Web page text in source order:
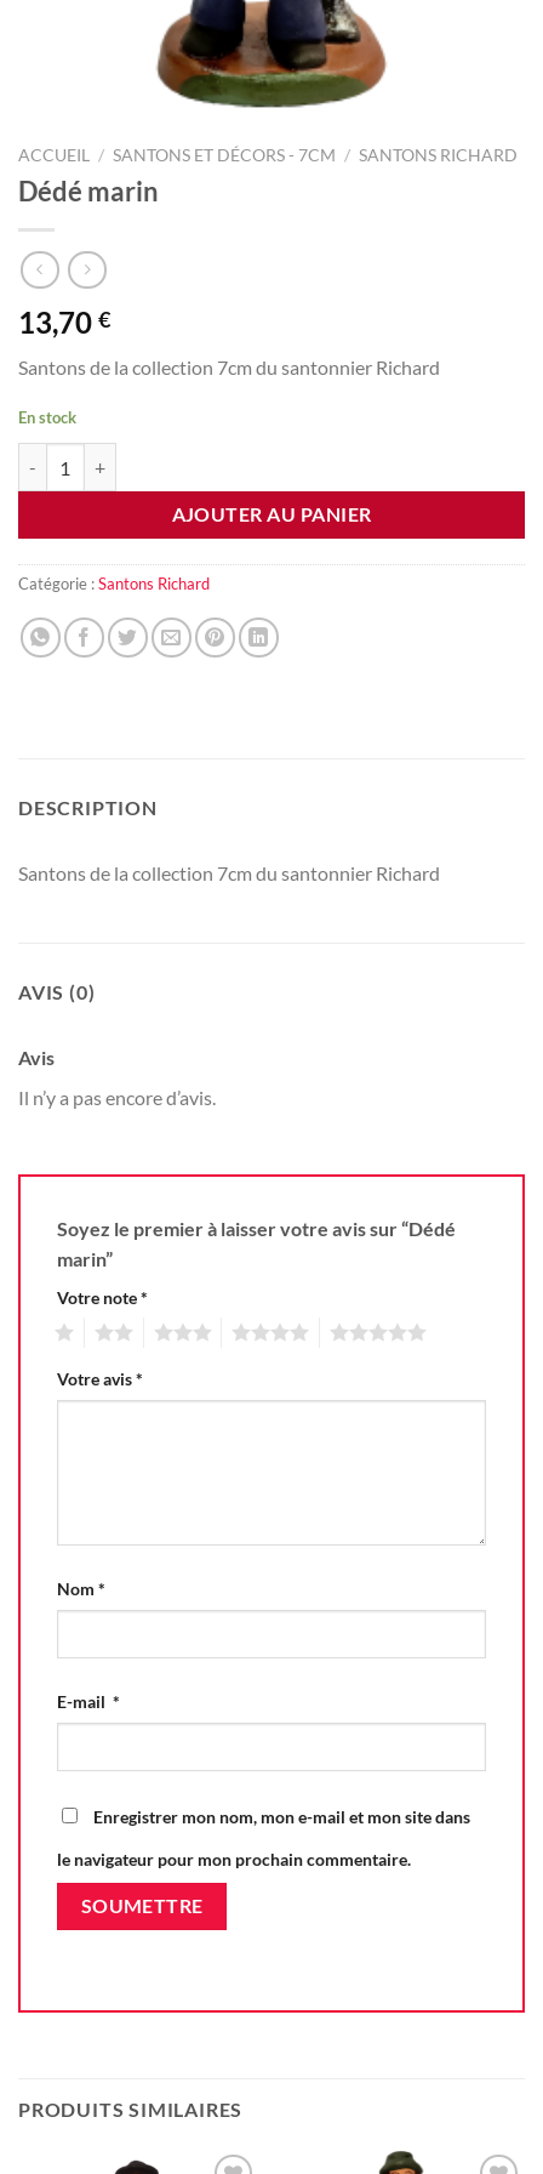
ACCUEIL / SANTONS ET DÉCORS - 7CM / SANTONS RICHARD
Dédé marin
13,70 €
Santons de la collection 7cm du santonnier Richard
En stock
AJOUTER AU PANIER
Catégorie :Santons Richard
DESCRIPTION
Santons de la collection 7cm du santonnier Richard
AVIS (0)
Avis
Il n’y a pas encore d’avis.
Soyez le premier à laisser votre avis sur “Dédé
marin”
Votre note*
Votre avis*
Nom *
E-mail *
Enregistrer mon nom, mon e-mail et mon site dans
le navigateur pour mon prochain commentaire.
PRODUITS SIMILAIRES